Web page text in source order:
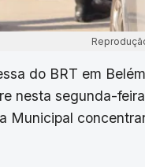
do BRT em
nesta segunda-
Municipal